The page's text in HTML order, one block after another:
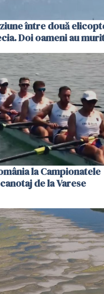
între două
Doi oameni au
la Campionatele
de la Varese